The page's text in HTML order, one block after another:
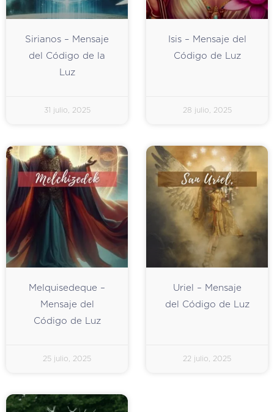
Sirianos – Mensaje
del Código de la
Luz
31 julio, 2025
Isis – Mensaje del
Código de Luz
28 julio, 2025
Melquisedeque –
Mensaje del
Código de Luz
25 julio, 2025
Uriel – Mensaje
del Código de Luz
22 julio, 2025